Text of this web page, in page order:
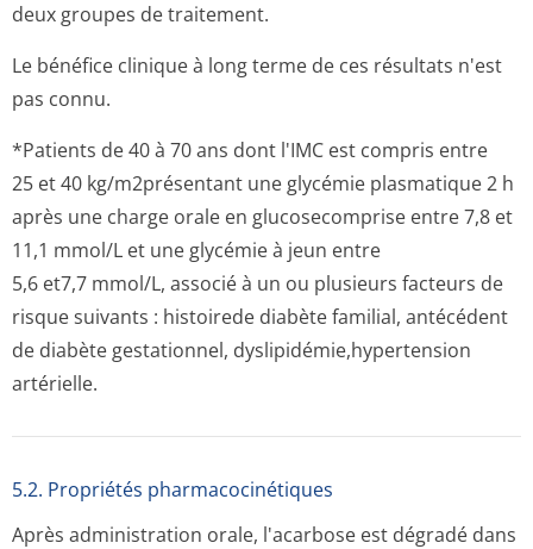
deux groupes de traitement.
Le bénéfice clinique à long terme de ces résultats n'est
pas connu.
*Patients de 40 à 70 ans dont l'IMC est compris entre
25 et 40 kg/m2présentant une glycémie plasmatique 2 h
après une charge orale en glucosecomprise entre 7,8 et
11,1 mmol/L et une glycémie à jeun entre
5,6 et7,7 mmol/L, associé à un ou plusieurs facteurs de
risque suivants : histoirede diabète familial, antécédent
de diabète gestationnel, dyslipidémie,hy­pertension
artérielle.
5.2. Propriétés pharmacocinéti­ques
Après administration orale, l'acarbose est dégradé dans